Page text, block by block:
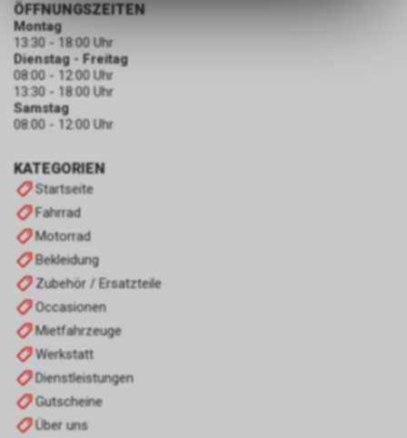
KATEGORIEN
Startseite
Fahrrad
Motorrad
Bekleidung
Zubehör / Ersatzteile
Occasionen
Mietfahrzeuge
Werkstatt
Dienstleistungen
Gutscheine
Über uns
ÖFFNUNGSZEITEN
Montag
13:30 - 18:00 Uhr
Dienstag - Freitag
08:00 - 12:00 Uhr
13:30 - 18:00 Uhr
Samstag
08:00 - 12:00 Uhr